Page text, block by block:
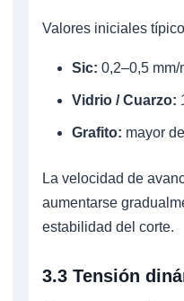
Valores iniciales
Sic: 0,2–0,5 mm/
Vidrio / Cuarzo:
Grafito: mayor
La velocidad de
aumentarse
estabilidad del corte.
3.3 Tensión